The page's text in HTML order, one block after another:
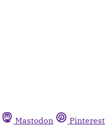
Mastodon Pinterest